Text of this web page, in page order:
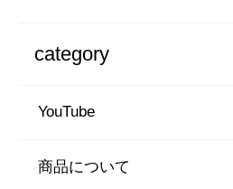
e
o
k
er
category
YouTube
商品について